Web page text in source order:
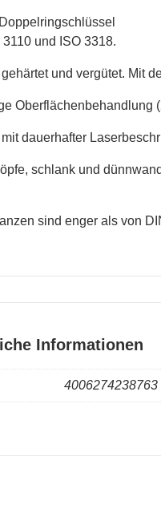
und ISO 3318.
und vergütet. Mit
Oberflächenbehandlung
dauerhafter
schlank und
sind enger als von
Informationen
4006274238763